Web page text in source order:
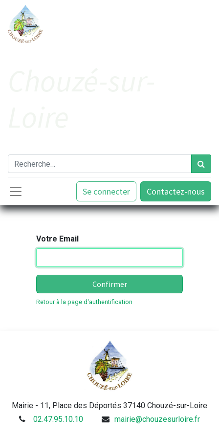
Se connecter Contactez-nous
Votre Email
Confirmer
Retour à la page d'authentification
Mairie - 11, Place des Déportés 37140 Chouzé-sur-Loire
02.47.95.10.10
mairie@chouzesurloire.fr